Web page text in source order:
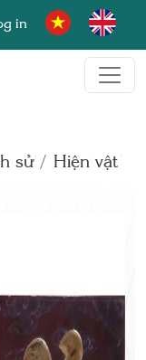
in
sử Hiện vật